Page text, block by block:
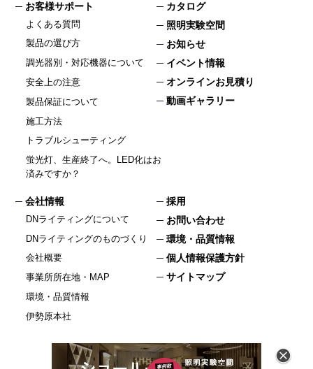
お客様サポート
よくある質問
製品の選び方
調光器別・対応機器について
安全上の注意
製品保証について
施工方法
トラブルシューティング
蛍光灯、生産終了へ。LED化はお
済みですか？
カタログ
照明実験空間
お知らせ
イベント情報
オンラインお見積り
動画ギャラリー
会社情報
DNライティングについて
DNライティングのものづくり
会社概要
事業所所在地・MAP
環境・品質情報
伊勢原本社
採用
お問い合わせ
環境・品質情報
個人情報保護方針
サイトマップ